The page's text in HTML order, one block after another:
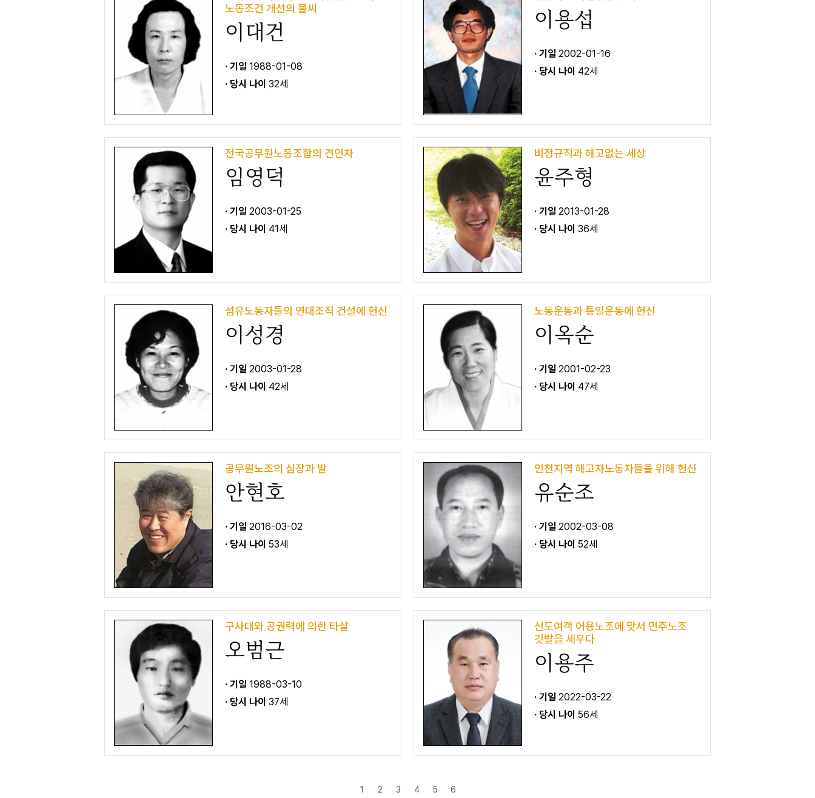
노동조건 개선의 불씨
이대건
· 기일 1988-01-08
· 당시 나이 32세
이용섭
· 기일 2002-01-16
· 당시 나이 42세
전국공무원노동조합의 견인차
임영덕
· 기일 2003-01-25
· 당시 나이 41세
비정규직과 해고없는 세상
윤주형
· 기일 2013-01-28
· 당시 나이 36세
섬유노동자들의 연대조직 건설에 헌신
이성경
· 기일 2003-01-28
· 당시 나이 42세
노동운동과 통일운동에 헌신
이옥순
· 기일 2001-02-23
· 당시 나이 47세
공무원노조의 심장과 발
안현호
· 기일 2016-03-02
· 당시 나이 53세
인천지역 해고자노동자들을 위해 헌신
유순조
· 기일 2002-03-08
· 당시 나이 52세
구사대와 공권력에 의한 타살
오범근
· 기일 1988-03-10
· 당시 나이 37세
신도여객 어용노조에 맞서 민주노조
깃발을 세우다
이용주
· 기일 2022-03-22
· 당시 나이 56세
1 2 3 4 5 6